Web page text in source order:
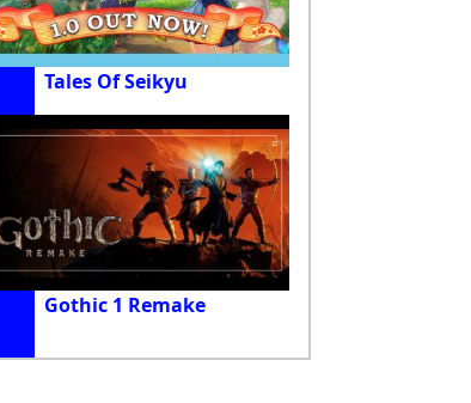
Tales Of Seikyu
Gothic 1 Remake